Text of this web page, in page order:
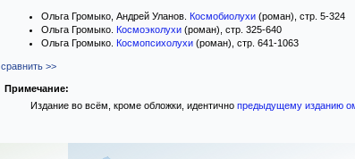
Ольга Громыко, Андрей Уланов. Космобиолухи (роман), стр. 5-324
Ольга Громыко. Космоэколухи (роман), стр. 325-640
Ольга Громыко. Космопсихолухи (роман), стр. 641-1063
сравнить >>
Примечание:
Издание во всём, кроме обложки, идентично предыдущему изданию